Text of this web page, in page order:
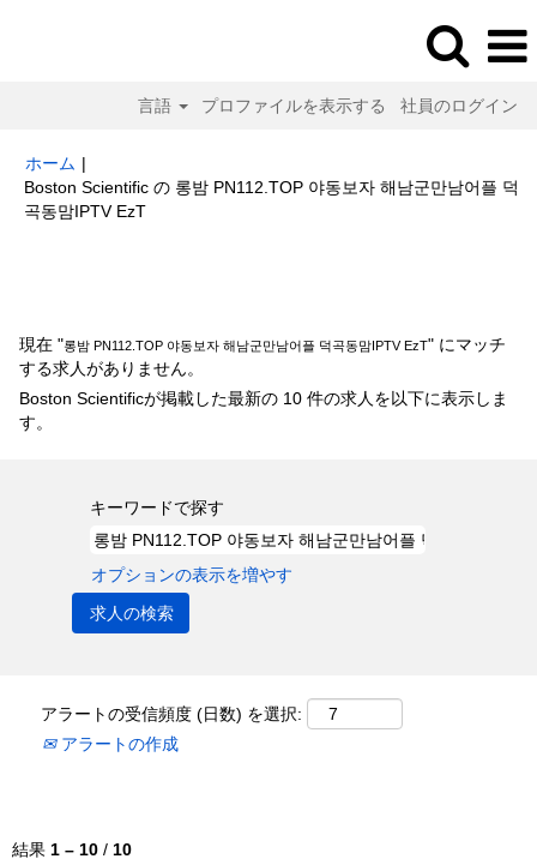
言語 プロファイルを表示する 社員のログイン
ホーム |
Boston Scientific の 롱밤 PN112.TOP 야동보자 해남군만남어플 덕
곡동맘IPTV EzT(現
現在 "롱밤 PN112.TOP 야동보자 해남군만남어플 덕곡동맘IPTV EzT" にマッチ
する求人がありません。
Boston Scientificが掲載した最新の 10 件の求人を以下に表示しま
す。
キーワードで探す
オプションの表示を増やす
アラートの受信頻度 (日数) を選択:
アラートの作成
結果 1 – 10 / 10